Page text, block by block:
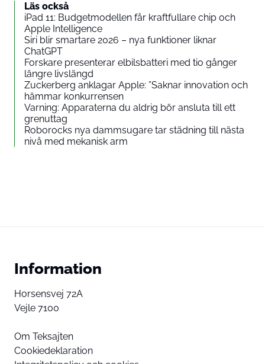
Läs också
iPad 11: Budgetmodellen får kraftfullare chip och
Apple Intelligence
Siri blir smartare 2026 – nya funktioner liknar
ChatGPT
Forskare presenterar elbilsbatteri med tio gånger
längre livslängd
Zuckerberg anklagar Apple: ”Saknar innovation och
hämmar konkurrensen
Varning: Apparaterna du aldrig bör ansluta till ett
grenuttag
Roborocks nya dammsugare tar städning till nästa
nivå med mekanisk arm
Information
Horsensvej 72A
Vejle 7100
Om Teksajten
Cookiedeklaration